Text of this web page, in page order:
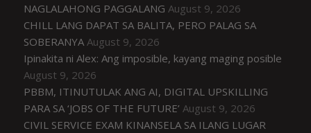
NAGLALAHONG PAGGALANG August 9, 2026
CHILL LANG DAPAT SA BALITA, PERO PALAG SA
SOBERANYA August 9, 2026
Ipinakita ni Alex: Ang imposible, kayang maging posible
August 9, 2026
PBBM, ITINUTULAK ANG AI, DIGITAL UPSKILLING
PARA SA ‘JOBS OF THE FUTURE’ August 9, 2026
CIVIL SERVICE EXAM KINANSELA SA ILANG LUGAR